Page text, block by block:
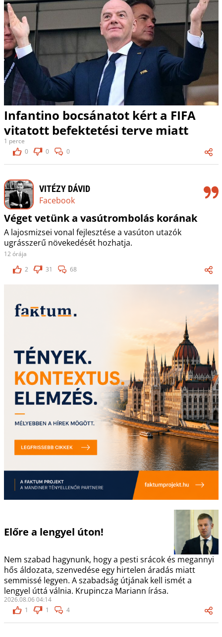
Infantino bocsánatot kért a FIFA
vitatott befektetési terve miatt
1 perce
0
0 0
VITÉZY DÁVID
Facebook
Véget vetünk a vasútrombolás korának
A lajosmizsei vonal fejlesztése a vasúton utazók
ugrásszerű növekedését hozhatja.
12 órája
2
31 68
Előre a lengyel úton!
Nem szabad hagynunk, hogy a pesti srácok és megannyi
hős áldozata, szenvedése egy hirtelen áradás miatt
semmissé legyen. A szabadság útjának kell ismét a
lengyel úttá válnia. Krupincza Mariann írása.
2026.08.06 04:14
1
1 4